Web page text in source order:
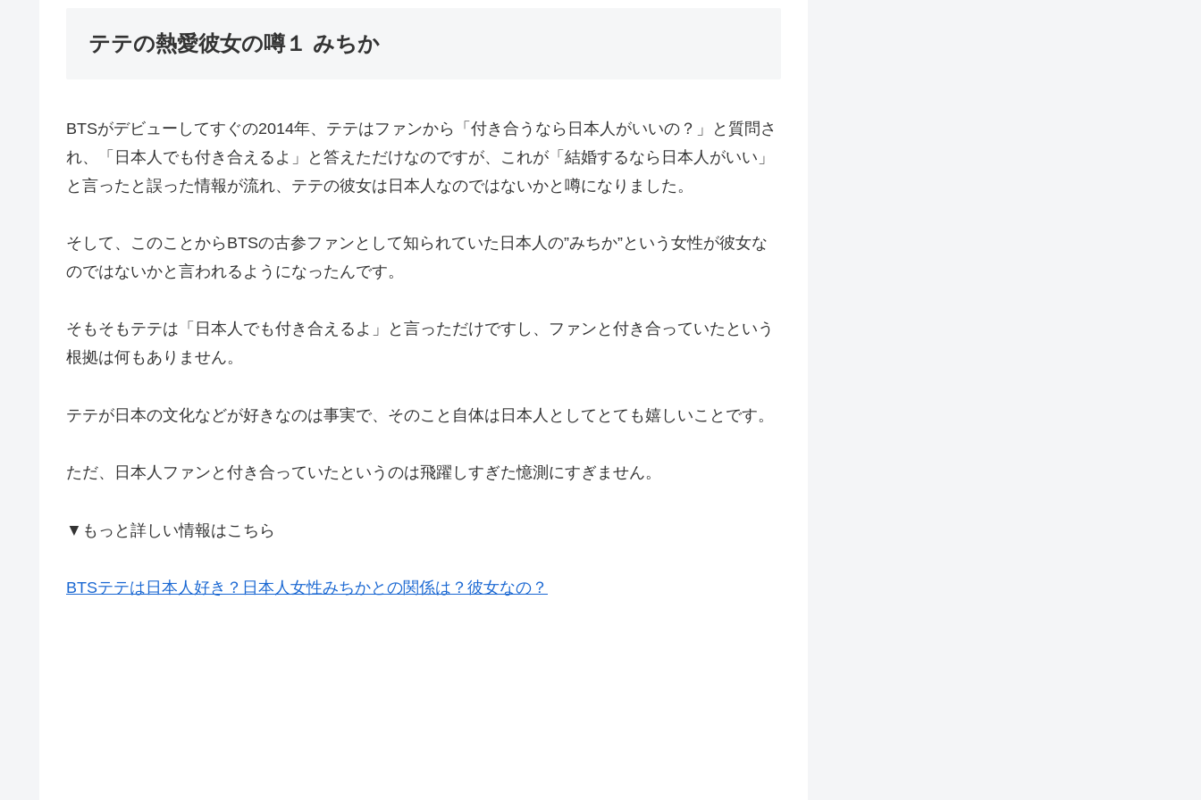
テテの熱愛彼女の噂１ みちか
BTSがデビューしてすぐの2014年、テテはファンから「付き合うなら日本人がいいの？」と質問さ
れ、「日本人でも付き合えるよ」と答えただけなのですが、これが「結婚するなら日本人がいい」
と言ったと誤った情報が流れ、テテの彼女は日本人なのではないかと噂になりました。
そして、このことからBTSの古参ファンとして知られていた日本人の”みちか”という女性が彼女な
のではないかと言われるようになったんです。
そもそもテテは「日本人でも付き合えるよ」と言っただけですし、ファンと付き合っていたという
根拠は何もありません。
テテが日本の文化などが好きなのは事実で、そのこと自体は日本人としてとても嬉しいことです。
ただ、日本人ファンと付き合っていたというのは飛躍しすぎた憶測にすぎません。
▼もっと詳しい情報はこちら
BTSテテは日本人好き？日本人女性みちかとの関係は？彼女なの？